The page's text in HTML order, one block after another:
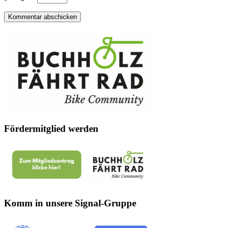
Fördermitglied werden
Komm in unsere Signal-Gruppe